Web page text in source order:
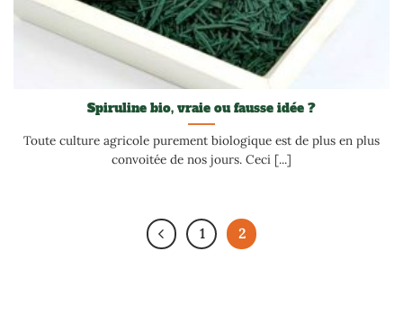
Spiruline bio, vraie ou fausse idée ?
Toute culture agricole purement biologique est de plus en plus
convoitée de nos jours. Ceci [...]
1 2